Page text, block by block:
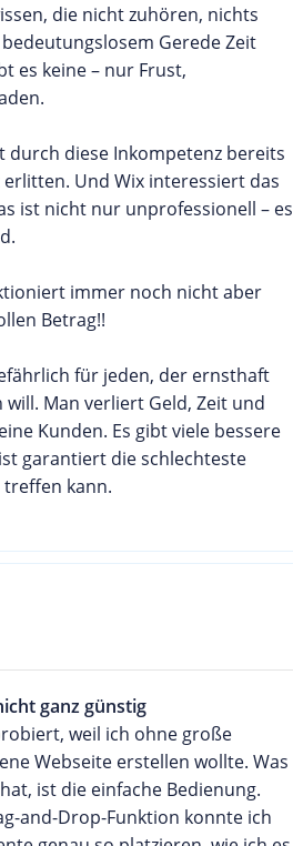
die nicht zuhören, nichts
Gerede Zeit
es keine – nur Frust,
durch diese Inkompetenz bereits
erlitten. Und Wix interessiert das
ist nicht nur unprofessionell – es
immer noch nicht aber
Betrag!!
für jeden, der ernsthaft
Man verliert Geld, Zeit und
Kunden. Es gibt viele bessere
garantiert die schlechteste
treffen kann.
ganz günstig
weil ich ohne große
Webseite erstellen wollte. Was
ist die einfache Bedienung.
and-Drop-Funktion konnte ich